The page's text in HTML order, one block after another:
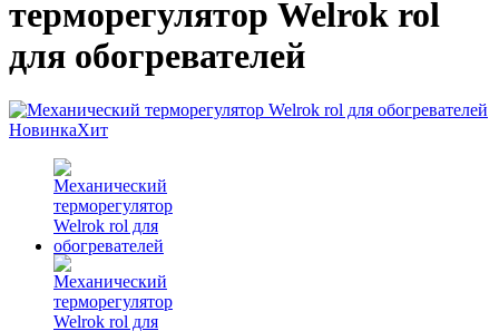
терморегулятор Welrok rol
для обогревателей
НовинкаХит